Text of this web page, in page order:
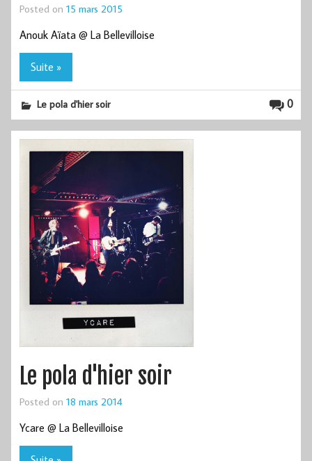
Posted on 15 mars 2015
Anouk Aïata @ La Bellevilloise
Suite »
0
Le pola d'hier soir
Le pola d'hier soir
Posted on 18 mars 2014
Ycare @ La Bellevilloise